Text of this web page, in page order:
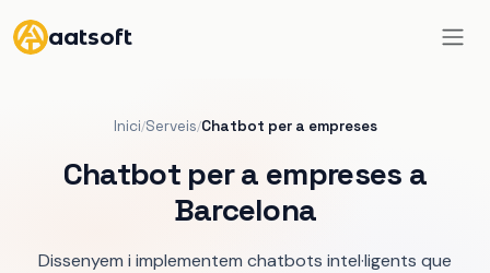
aatsoft
Inici/Serveis/Chatbot per a empreses
Chatbot per a empreses a
Barcelona
Dissenyem i implementem chatbots intel·ligents que